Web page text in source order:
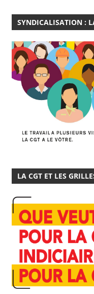
SYNDICALISATION :
LA CGT ET LES